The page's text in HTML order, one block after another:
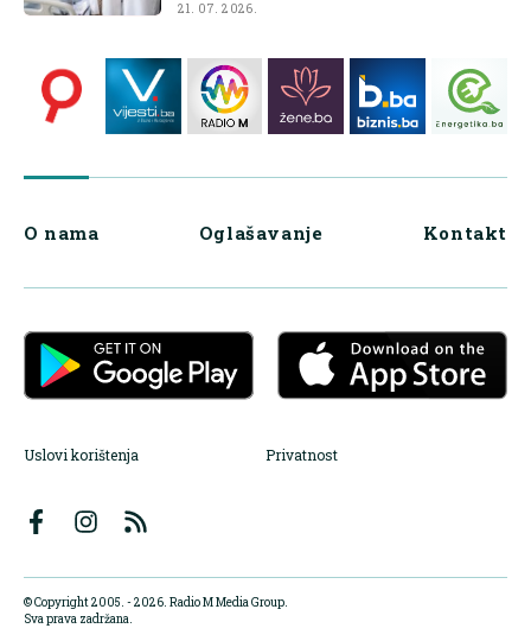
21. 07. 2026.
O nama Oglašavanje Kontakt
Uslovi korištenja Privatnost
© Copyright 2005. - 2026. Radio M Media Group.
Sva prava zadržana.